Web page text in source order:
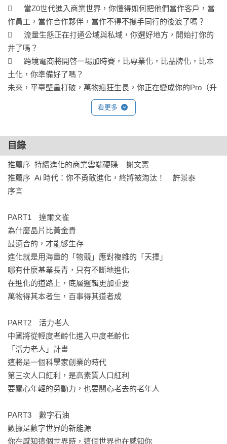
	當Z0世代進入商業世界，你懂得如何把他們當作客戶，當
作員工，當作合作夥伴，當作不得不攜手同行的後浪了嗎？
	流量生態正在打通公域與私域，你選好地方，開始打你的
井了嗎？
	跨境電商將開啓一場加時賽，比專業化，比品牌化，比本
土化，你準備好了嗎？
未來，平臺壁壘打破，萬物瘋狂生長，你正在變成你的Pro（升
第二，多見人。
第三，多旅行。
第四，逼自己。
改變對大多數人來說都是一件痛苦的事情。但是想要提升認
知，就必須做出改變，把自己扔到一個更有壓力的環境裡，因
為環境會影響人，會深刻地改變一個人。
如果你只想發生較小的改變，那麼專注自己的態度和行為就可
以了，比如把杯子倒空。但是，如果你想發生實質性的改變，
想獲得真正的認知優勢，那就要逼自己，可能連杯子都要換
掉。
好看的內容很多，本書沒有數學，但有滿滿的進化趨勢，希望
大家可以找到「多讀書、多見人、多旅行、逼自己的最適進化
方案」。缺靈感，就看劉潤，他就是我的商業雲端硬碟，而且
持續進化中。——謝文憲
在快速變化的世界中找到定位和方向的寶典。對於那些渴望在
這個充滿不確定性的時代中前行的人們，劉潤的洞見將是一盞
看更多
目錄
推薦序  持續進化的商業雲端硬碟    謝文憲
推薦序  Ai 時代：你不勇敢進化，終將被淘汰！    許景泰
序言
PART1　達爾文雀
為什麼晶片比黃金貴
最適合的，才能够生存
進化就是用海量的「物競」應對複雜的「天擇」
哪有什麼基業長青，只有不斷地進化
在進化的道路上，底層邏輯更加重要
萬物得其本者生，百事得其道者成
PART2　活力老人
中國將從輕度老齡化進入中度老齡化
「活力老人」計畫
這將是一個科學家創業的時代
第三次人口紅利，是高素質人口紅利
要關心年輕的勞動力，也要關心老去的老年人
PART3　數字石油
數據是數字世界的新能源
你在感知這個世界時，這個世界也在感知你